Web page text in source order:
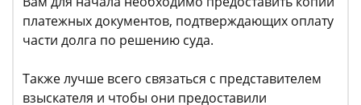
платежных документов, подтверждающих оплату
части долга по решению суда.
Также лучше всего связаться с представителем
взыскателя и чтобы они предоставили